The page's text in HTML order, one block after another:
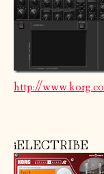
http://
iELECTRIBE